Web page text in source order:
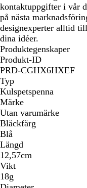
kontaktuppgifter i vår
på nästa
designexperter alltid
dina idéer.
Produktegenskaper
Produkt-ID
PRD-CGHX6HXEF
Typ
Kulspetspenna
Märke
Utan varumärke
Bläckfärg
Blå
Längd
12,57cm
Vikt
18g